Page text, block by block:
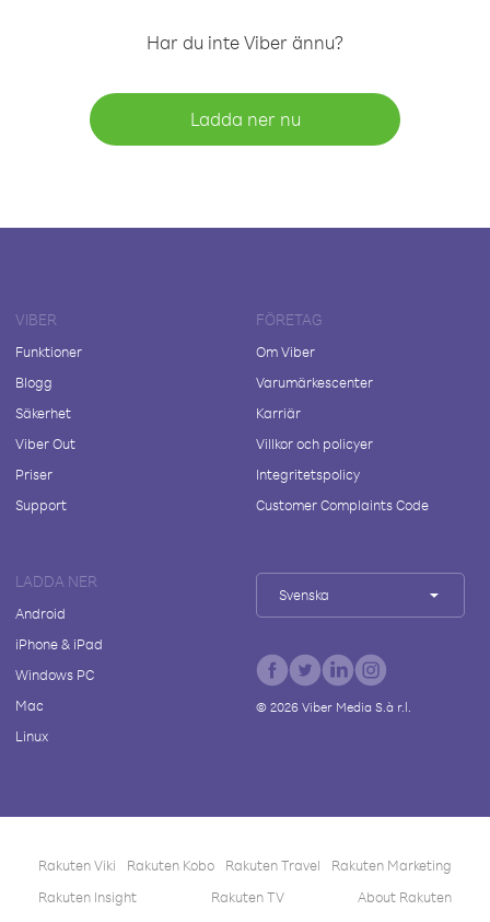
Har du inte Viber ännu?
Ladda ner nu
VIBER
Funktioner
Blogg
Säkerhet
Viber Out
Priser
Support
FÖRETAG
Om Viber
Varumärkescenter
Karriär
Villkor och policyer
Integritetspolicy
Customer Complaints Code
LADDA NER
Android
iPhone & iPad
Windows PC
Mac
Linux
Svenska
© 2026Viber Media S.à r.l.
Rakuten Viki Rakuten Kobo Rakuten Travel
Rakuten Marketing
Rakuten Insight
Rakuten TV About Rakuten